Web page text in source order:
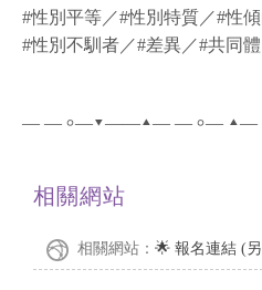
#性別平等／#性別特質／#性
#性別不馴者／#差異／#共同體
— — ৹ —▾——▴— — ৹ — ▴—
相關網站
相關網站： 🌟 報名連結 (